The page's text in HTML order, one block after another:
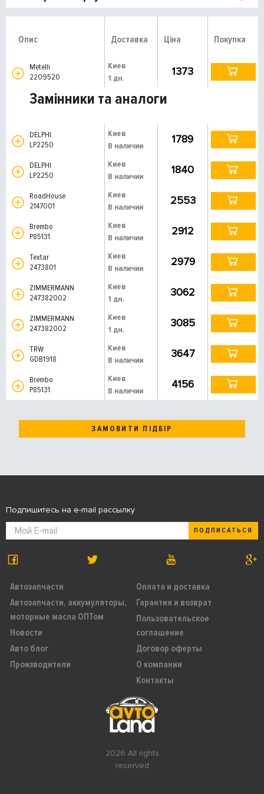
Опис Доставка Ціна Покупка
Metelli
2209520
Киев
1 дн.
1373
Замінники та аналоги
DELPHI
LP2250
Киев
В наличии
1789
DELPHI
LP2250
Киев
В наличии
1840
RoadHouse
2147001
Киев
В наличии
2553
Brembo
P85131
Киев
В наличии
2912
Textar
2473801
Киев
В наличии
2979
ZIMMERMANN
247382002
Киев
1 дн.
3062
ZIMMERMANN
247382002
Киев
1 дн.
3085
TRW
GDB1918
Киев
В наличии
3647
Brembo
P85131
Киев
В наличии
4156
ЗАМОВИТИ ПІДБІР
2026 All rights
reserved
Автозапчасти
Автозапчасти, аккумуляторы,
моторные масла ОПТом
Новости
Авто блог
Производители
Оплата и доставка
Гарантия и возврат
Пользовательское
соглашение
Договор оферты
О компании
Контакты
Подпишитесь на e-mail рассылку
ПОДПИСАТЬСЯ